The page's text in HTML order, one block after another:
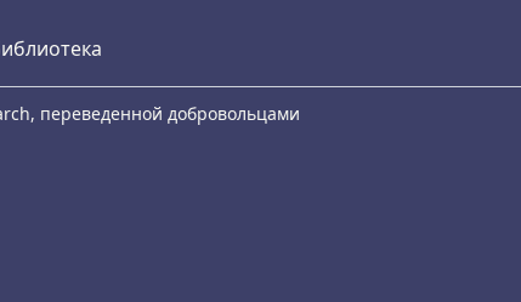
переведенной добровольцами